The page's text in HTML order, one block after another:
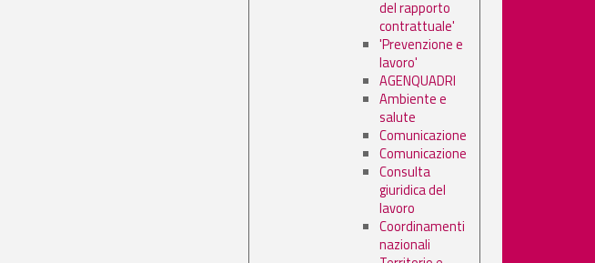
del rapporto
contrattuale'
'Prevenzione e
lavoro'
AGENQUADRI
Ambiente e
salute
Comunicazione
Comunicazione
Consulta
giuridica del
lavoro
Coordinamenti
nazionali